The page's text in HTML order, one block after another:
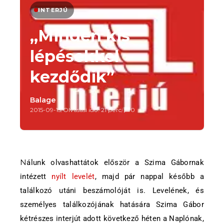
INTERJÚ
„Minden kis
lépésekkel
kezdődik”
Balage
2015-09-15/Olvasási idő: 21 perc/ 0
Nálunk olvashattátok először a Szima Gábornak
intézett nyílt levelét, majd pár nappal később a
találkozó utáni beszámolóját is. Levelének, és
személyes találkozójának hatására Szima Gábor
kétrészes interjút adott következő héten a Naplónak,